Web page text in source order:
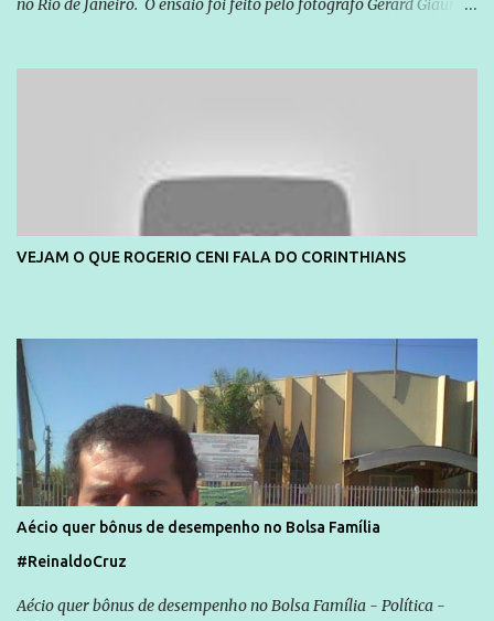
no Rio de Janeiro. O ensaio foi feito pelo fotógrafo Gerard Giaume
VEJAM O QUE ROGERIO CENI FALA DO CORINTHIANS
Aécio quer bônus de desempenho no Bolsa Família
#ReinaldoCruz
Aécio quer bônus de desempenho no Bolsa Família - Política -